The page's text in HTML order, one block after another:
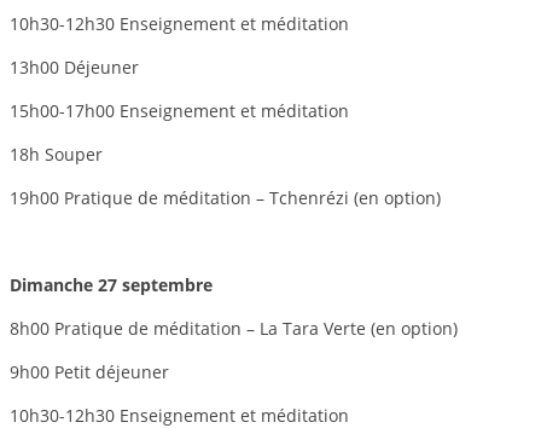
10h30-12h30 Enseignement et méditation
13h00 Déjeuner
15h00-17h00 Enseignement et méditation
18h Souper
19h00 Pratique de méditation – Tchenrézi (en option)
Dimanche 27 septembre
8h00 Pratique de méditation – La Tara Verte (en option)
9h00 Petit déjeuner
10h30-12h30 Enseignement et méditation